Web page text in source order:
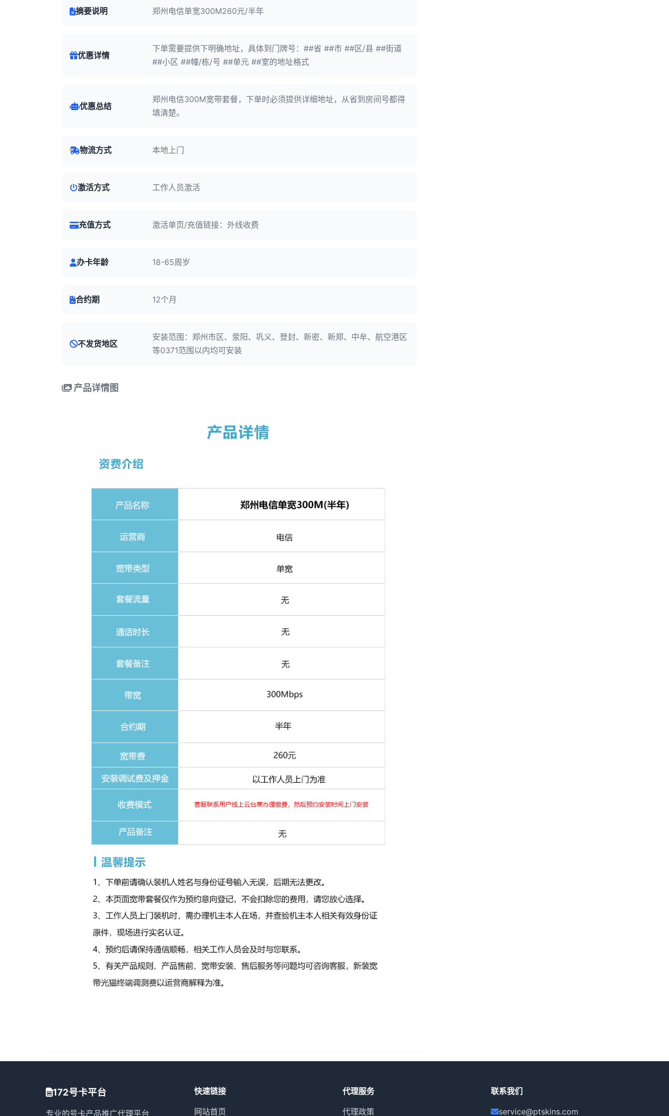
摘要说明 郑州电信单宽300M260元/半年
优惠详情
下单需要提供下明确地址，具体到门牌号：##省 ##市 ##区/县 ##街道
##小区 ##幢/栋/号 ##单元 ##室的地址格式
优惠总结
郑州电信300M宽带套餐，下单时必须提供详细地址，从省到房间号都得
填清楚。
物流方式 本地上门
激活方式 工作人员激活
充值方式 激活单页/充值链接：外线收费
办卡年龄 18-65周岁
合约期 12个月
不发货地区
安装范围：郑州市区、荥阳、巩义、登封、新密、新郑、中牟、航空港区
等0371范围以内均可安装
产品详情图
172号卡平台
专业的号卡产品推广代理平台
快速链接
网站首页
代理服务
代理政策
联系我们
service@ptskins.com